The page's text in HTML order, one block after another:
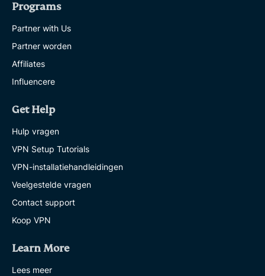
Programs
Partner with Us
Partner worden
Affiliates
Influencere
Get Help
Hulp vragen
VPN Setup Tutorials
VPN-installatiehandleidingen
Veelgestelde vragen
Contact support
Koop VPN
Learn More
Lees meer